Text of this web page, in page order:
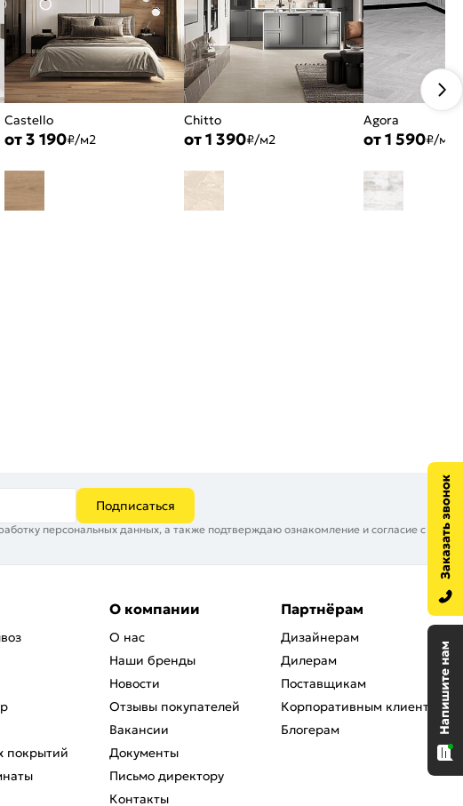
Castello
от 3 190₽/м2
Chitto
от 1 390₽/м2
Agora
от 1 590₽/м2
Подписаться
персональных данных, а также подтверждаю ознакомление и согласие с
покрытий
О компании
О нас
Наши бренды
Новости
Отзывы покупателей
Вакансии
Документы
Письмо директору
Контакты
Партнёрам
Дизайнерам
Дилерам
Поставщикам
Корпоративным клиентам
Блогерам